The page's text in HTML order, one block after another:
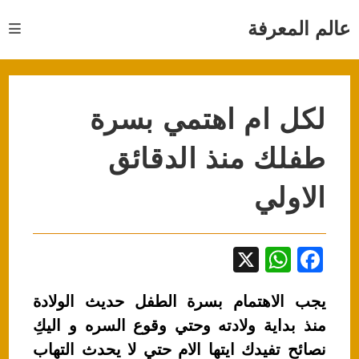
عالم المعرفة
لكل ام اهتمي بسرة
طفلك منذ الدقائق
الاولي
F
c
e
W
at
s
يجب الاهتمام بسرة الطفل حديث الولادة
منذ بداية ولادته وحتي وقوع السره و اليكِ
نصائح تفيدك ايتها الام حتي لا يحدث التهاب